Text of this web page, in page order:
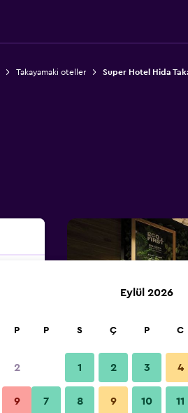
Takayamaki oteller Super Hotel Hida
P
2
9
Eylül 2026
P S Ç P C
1 2 3 4
7 8 9 10 11